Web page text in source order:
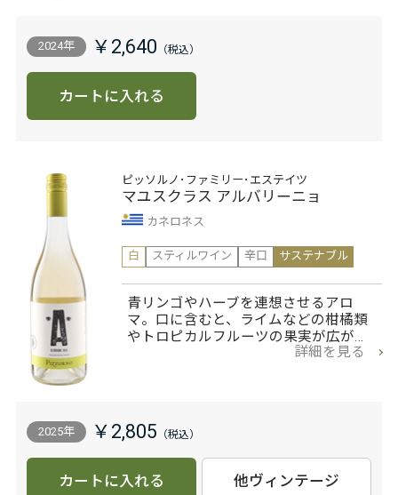
2024年 ￥2,640
カートに入れる
ピッソルノ･ファミリー･エステイツ
マユスクラス アルバリーニョ
カネロネス
白
スティルワイン 辛口 サステナブル
青リンゴやハーブを連想させるアロ
マ。口に含むと、ライムなどの柑橘類
やトロピカルフルーツの果実が広が…
詳細を見る
2025年 ￥2,805
カートに入れる 他ヴィンテージ